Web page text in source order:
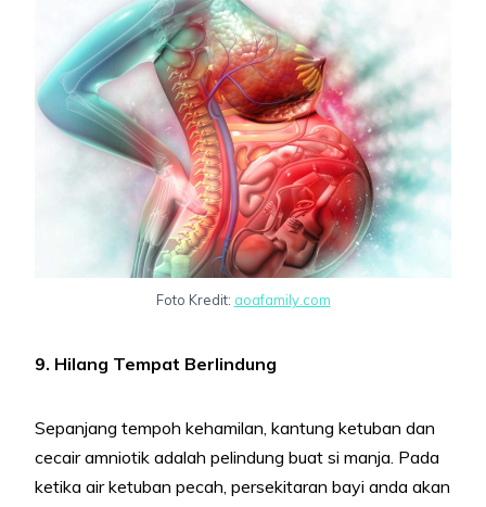
Foto Kredit: aoafamily.com
9. Hilang Tempat Berlindung
Sepanjang tempoh kehamilan, kantung ketuban dan
cecair amniotik adalah pelindung buat si manja. Pada
ketika air ketuban pecah, persekitaran bayi anda akan